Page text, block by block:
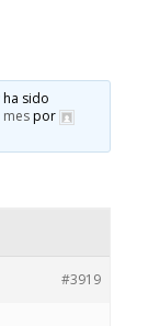
ha sido
mespor
#3919